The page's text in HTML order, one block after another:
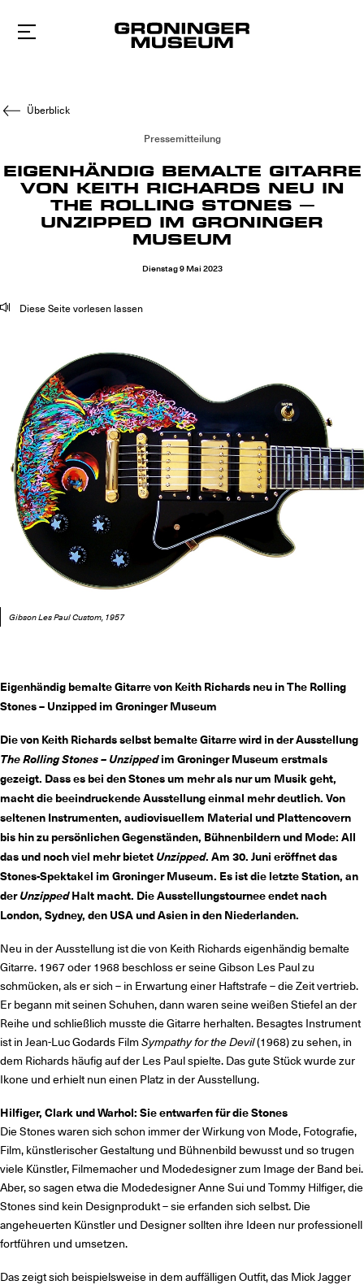
Zum
Hauptinhalt
Überblick
Pressemitteilung
EIGENHÄNDIG BEMALTE GITARRE
VON KEITH RICHARDS NEU IN
THE ROLLING STONES –
UNZIPPED IM GRONINGER
MUSEUM
Dienstag9 Mai 2023
Diese Seite vorlesen lassen
Gibson Les Paul Custom, 1957
Eigenhändig bemalte Gitarre von Keith Richards neu in The Rolling
Stones – Unzipped im Groninger Museum
Die von Keith Richards selbst bemalte Gitarre wird in der Ausstellung
The Rolling Stones – Unzippedim Groninger Museum erstmals
gezeigt. Dass es bei den Stones um mehr als nur um Musik geht,
macht die beeindruckende Ausstellung einmal mehr deutlich. Von
seltenen Instrumenten, audiovisuellem Material und Plattencovern
bis hin zu persönlichen Gegenständen, Bühnenbildern und Mode: All
das und noch viel mehr bietet Unzipped. Am 30. Juni eröffnet das
Stones-Spektakel im Groninger Museum. Es ist die letzte Station, an
derUnzippedHalt macht. Die Ausstellungstournee endet nach
London, Sydney, den USA und Asien in den Niederlanden.
Neu in der Ausstellung ist die von Keith Richards eigenhändig bemalte
Gitarre. 1967 oder 1968 beschloss er seine Gibson Les Paul zu
schmücken, als er sich – in Erwartung einer Haftstrafe – die Zeit vertrieb.
Er begann mit seinen Schuhen, dann waren seine weißen Stiefel an der
Reihe und schließlich musste die Gitarre herhalten. Besagtes Instrument
ist in Jean-Luc Godards Film Sympathy for the Devil(1968) zu sehen, in
dem Richards häufig auf der Les Paul spielte. Das gute Stück wurde zur
Ikone und erhielt nun einen Platz in der Ausstellung.
Hilfiger, Clark und Warhol: Sie entwarfen für die Stones
Die Stones waren sich schon immer der Wirkung von Mode, Fotografie,
Film, künstlerischer Gestaltung und Bühnenbild bewusst und so trugen
viele Künstler, Filmemacher und Modedesigner zum Image der Band bei.
Aber, so sagen etwa die Modedesigner Anne Sui und Tommy Hilfiger, die
Stones sind kein Designprodukt – sie erfanden sich selbst. Die
angeheuerten Künstler und Designer sollten ihre Ideen nur professionell
fortführen und umsetzen.
Das zeigt sich beispielsweise in dem auffälligen Outfit, das Mick Jagger